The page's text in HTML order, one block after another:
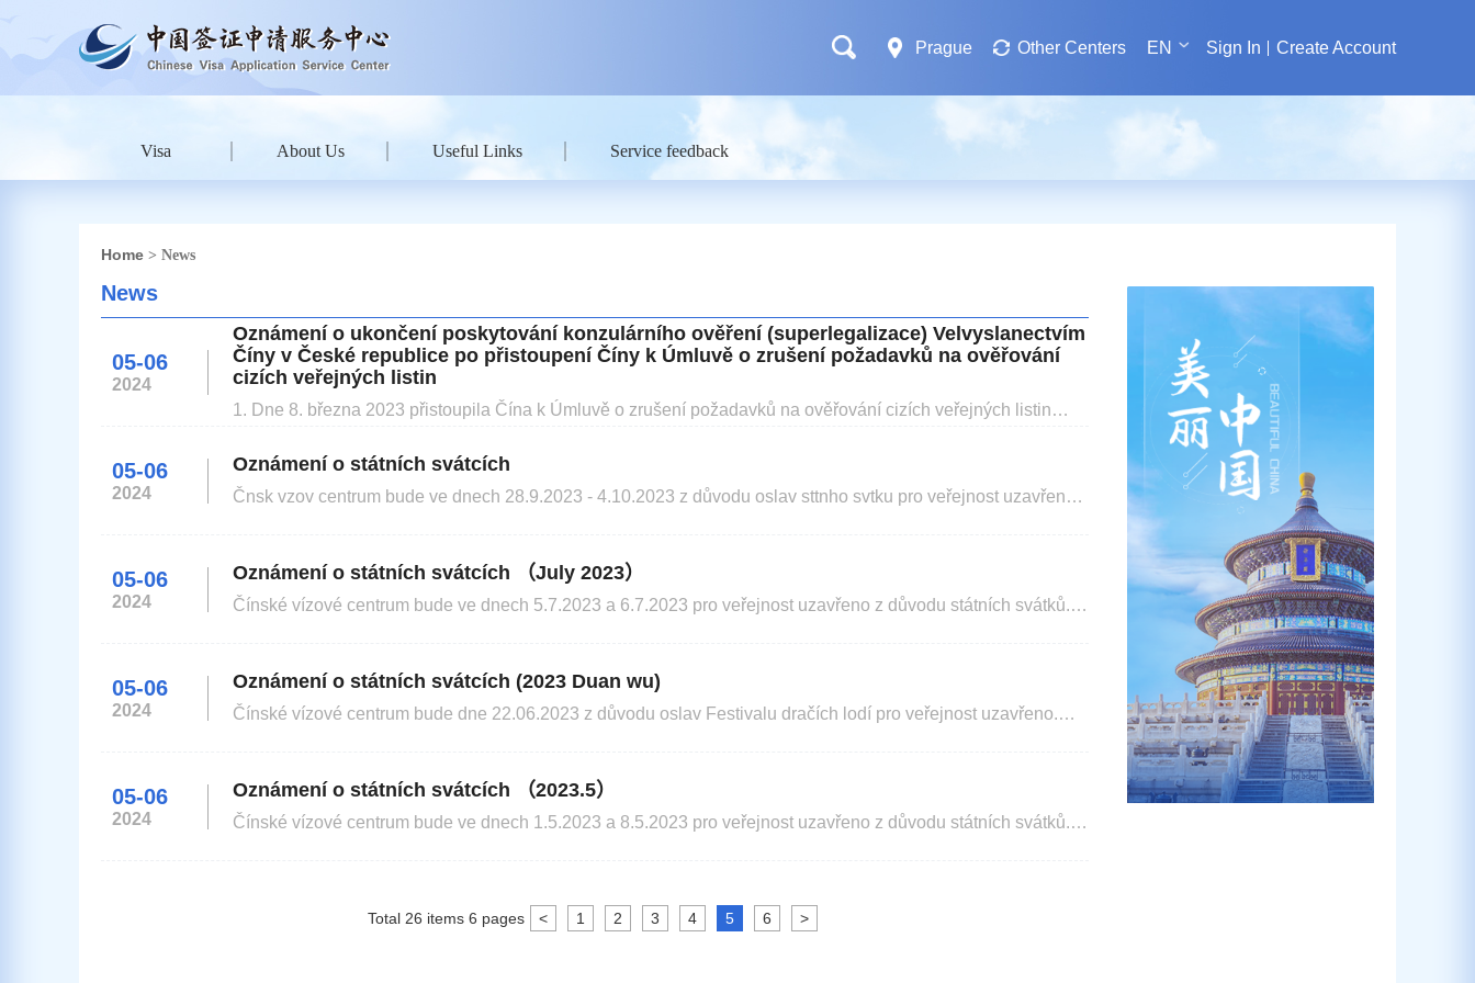
Prague Other Centers EN Sign In Create Account
Visa About Us Useful Links Service feedback
Home > News
News
05-06
2024
Oznámení o ukončení poskytování konzulárního ověření (superlegalizace) Velvyslanectvím
Číny v České republice po přistoupení Číny k Úmluvě o zrušení požadavků na ověřování
cizích veřejných listin
1. Dne 8. března 2023 přistoupila Čína k Úmluvě o zrušení požadavků na ověřování cizích veřejných listin
Úmluva se bude nadále vztahovat na zvláštní administrativní oblast Hongkong a zvláštní administrativní oblast
Číny Macao.
05-06
2024
Oznámení o státních svátcích
Čnsk vzov centrum bude ve dnech 28.9.2023 - 4.10.2023 z důvodu oslav sttnho svtku pro veřejnost uzavřeno.
05-06
2024
Oznámení o státních svátcích （July 2023）
Čínské vízové centrum bude ve dnech 5.7.2023 a 6.7.2023 pro veřejnost uzavřeno z důvodu státních svátků.
05-06
2024
Oznámení o státních svátcích (2023 Duan wu)
Čínské vízové centrum bude dne 22.06.2023 z důvodu oslav Festivalu dračích lodí pro veřejnost uzavřeno.
05-06
2024
Oznámení o státních svátcích （2023.5）
Čínské vízové centrum bude ve dnech 1.5.2023 a 8.5.2023 pro veřejnost uzavřeno z důvodu státních svátků.
Total 26 items 6 pages < 1 2 3 4 5 6 >